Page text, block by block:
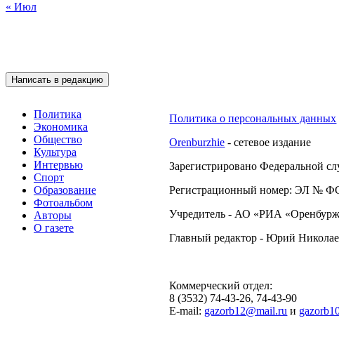
« Июл
Написать в редакцию
Политика
Экономика
Общество
Культура
Интервью
Спорт
Образование
Фотоальбом
Авторы
О газете
Политика о персональных данных
Orenburzhie - сетевое издание
Зарегистрировано Федеральной
Регистрационный номер: ЭЛ №
Учредитель - АО «РИА
Главный редактор - Юрий
Коммерческий отдел:
8 (3532) 74-43-26, 74-43-90
E-mail: gazorb12@mail.ru и